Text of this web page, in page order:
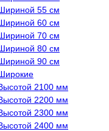
55 см
60 см
70 см
80 см
90 см
2100 мм
2200 мм
2300 мм
2400 мм